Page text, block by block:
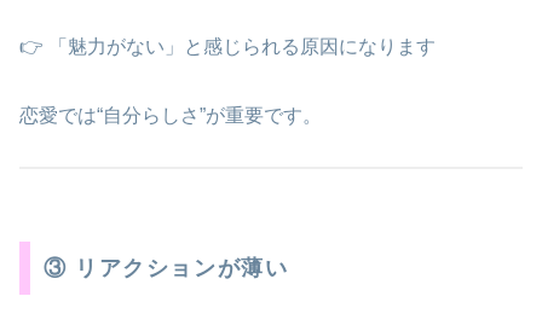
👉 「魅力がない」と感じられる原因になります
恋愛では“自分らしさ”が重要です。
③ リアクションが薄い